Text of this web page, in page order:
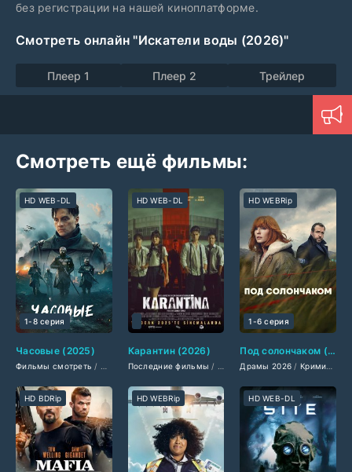
без регистрации на нашей киноплатформе.
Смотреть онлайн "Искатели воды (2026)"
Плеер 1 Плеер 2 Трейлер
Смотреть ещё фильмы:
Часовые (2025)
Фильмы смотреть / Сериалы 2025/Новинки сериалов 2025/Сериалы осени
HD WEB-DL
1-8 серия
Карантин (2026)
Последние фильмы / Фильмы 2026/Криминальные
HD WEB-DL
Под солончаком (2026)
Драмы 2026 / Криминальные фильмы 2026
HD WEBRip
1-6 серия
HD BDRip HD WEBRip HD WEB-DL